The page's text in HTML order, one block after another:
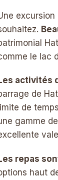
le lac
activités
de
limite de
gamme
repas
haut